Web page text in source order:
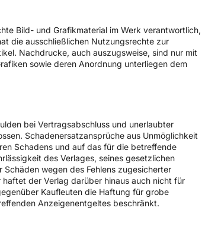
Bild- und Grafikmaterial im Werk verantwortlich,
die ausschließlichen Nutzungsrechte zur
Nachdrucke, auch auszugsweise, sind nur mit
sowie deren Anordnung unterliegen dem
bei Vertragsabschluss und unerlaubter
Schadenersatzansprüche aus Unmöglichkeit
Schadens und auf das für die betreffende
des Verlages, seines gesetzlichen
wegen des Fehlens zugesicherter
der Verlag darüber hinaus auch nicht für
Kaufleuten die Haftung für grobe
Anzeigenentgeltes beschränkt.